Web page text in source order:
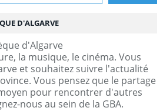
D'ALGARVE
la musique, le cinéma. Vous
et souhaitez suivre l'actualité
Vous pensez que le partage
pour rencontrer d'autres
nous au sein de la GBA.